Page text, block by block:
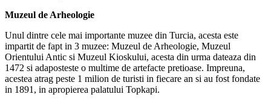
Muzeul de Arheologie
Unul dintre cele mai importante muzee din Turcia, acesta este
impartit de fapt in 3 muzee: Muzeul de Arheologie, Muzeul
Orientului Antic si Muzeul Kioskului, acesta din urma dateaza din
1472 si adaposteste o multime de artefacte pretioase. Impreuna,
acestea atrag peste 1 milion de turisti in fiecare an si au fost fondate
in 1891, in apropierea palatului Topkapi.